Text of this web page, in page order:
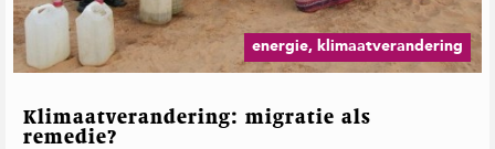
energie, klimaatverandering
Klimaatverandering: migratie als
remedie?